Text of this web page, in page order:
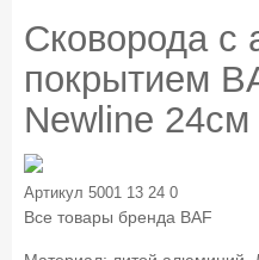
Сковорода с
покрытием
Newline
Артикул 5001 13 24 0
Все товары бренда BAF